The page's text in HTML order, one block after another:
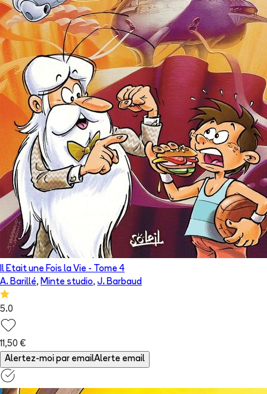
Il Etait une Fois la Vie - Tome 4
A. Barillé, Minte studio, J. Barbaud
5.0
11,50 €
Alertez-moi par emailAlerte email